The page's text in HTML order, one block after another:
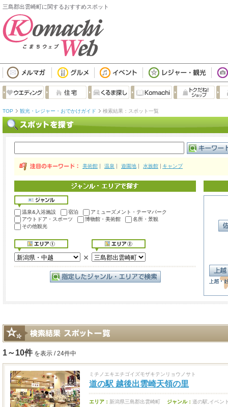
三島郡出雲崎町に関するおすすめスポット
TOP 観光・レジャー・おでかけガイド 検索結果：スポット一覧
美術館 温泉 遊園地 水族館 キャンプ
温泉&入浴施設 宿泊
アミューズメント・テーマパーク
アウトドア・スポーツ
博物館・美術館
名所・景観
その他観光
1～10件 を表示 / 24件中
ミチノエキエチゴイズモザキテンリョウノサト
道の駅 越後出雲崎天領の里
エリア： 新潟県三島郡出雲崎町 ジャンル： 道の駅,イベン